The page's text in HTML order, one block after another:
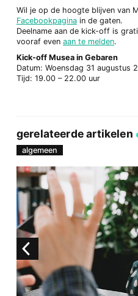
Wil je op de hoogte blijven van
Facebookpaginain de gaten.
Deelname aan de kick-off is
vooraf even aan te melden.
Kick-off Musea in Gebaren
Datum: Woensdag 31 augustus
Tijd: 19.00 – 22.00 uur
gerelateerde artikelen
algemeen